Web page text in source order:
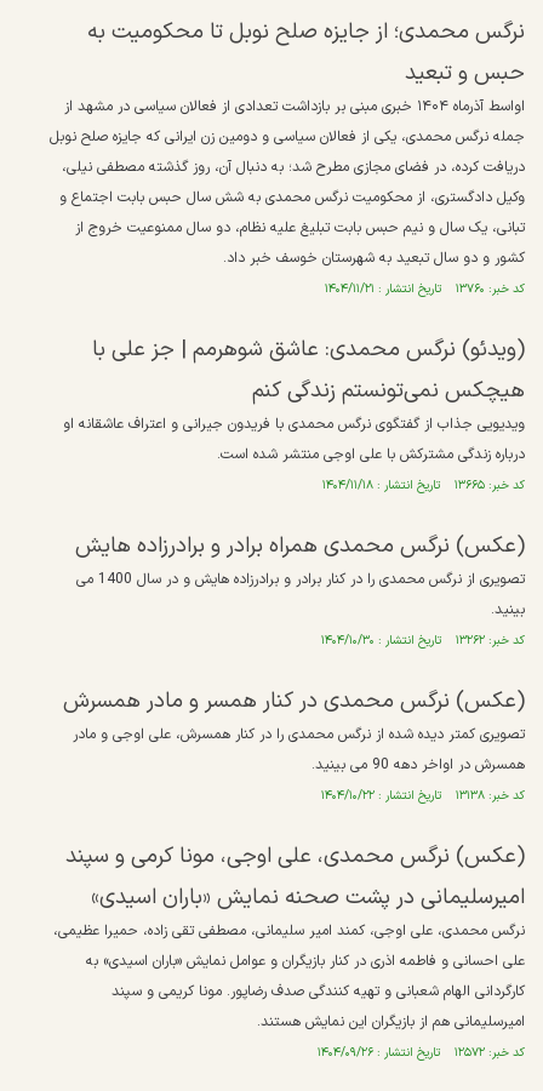
نرگس محمدی؛ از جایزه صلح نوبل تا محکومیت به
حبس و تبعید
اواسط آذرماه ۱۴۰۴ خبری مبنی بر بازداشت تعدادی از فعالان سیاسی در مشهد از
جمله نرگس محمدی، یکی از فعالان سیاسی و دومین زن ایرانی که جایزه صلح نوبل
دریافت کرده، در فضای مجازی مطرح شد؛ به دنبال آن، روز گذشته مصطفی نیلی،
وکیل دادگستری، از محکومیت نرگس محمدی به شش سال حبس بابت اجتماع و
تبانی، یک سال و نیم حبس بابت تبلیغ علیه نظام، دو سال ممنوعیت خروج از
کشور و دو سال تبعید به شهرستان خوسف خبر داد.
کد خبر: ۱۳۷۶۰ تاریخ انتشار : ۱۴۰۴/۱۱/۲۱
(ویدئو) نرگس محمدی: عاشق شوهرمم | جز علی با
هیچکس نمی‌تونستم زندگی کنم
ویدیویی جذاب از گفتگوی نرگس محمدی با فریدون جیرانی و اعتراف عاشقانه او
درباره زندگی مشترکش با علی اوجی منتشر شده است.
کد خبر: ۱۳۶۶۵ تاریخ انتشار : ۱۴۰۴/۱۱/۱۸
(عکس) نرگس محمدی همراه برادر و برادرزاده هایش
تصویری از نرگس محمدی را در کنار برادر و برادرزاده هایش و در سال 1400 می
بینید.
کد خبر: ۱۳۲۶۲ تاریخ انتشار : ۱۴۰۴/۱۰/۳۰
(عکس) نرگس محمدی در کنار همسر و مادر همسرش
تصویری کمتر دیده شده از نرگس محمدی را در کنار همسرش، علی اوجی و مادر
همسرش در اواخر دهه 90 می بینید.
کد خبر: ۱۳۱۳۸ تاریخ انتشار : ۱۴۰۴/۱۰/۲۲
(عکس) نرگس محمدی، علی اوجی، مونا کرمی و سپند
امیرسلیمانی در پشت صحنه نمایش «باران اسیدی»
نرگس محمدی، علی اوجی، کمند امیر سلیمانی، مصطفی تقی زاده، حمیرا عظیمی،
علی احسانی و فاطمه اذری در کنار بازیگران و عوامل نمایش «باران اسیدی» به
کارگردانی الهام شعبانی و تهیه کنندگی صدف رضاپور. مونا کریمی و سپند
امیرسلیمانی هم از بازیگران این نمایش هستند.
کد خبر: ۱۲۵۷۲ تاریخ انتشار : ۱۴۰۴/۰۹/۲۶